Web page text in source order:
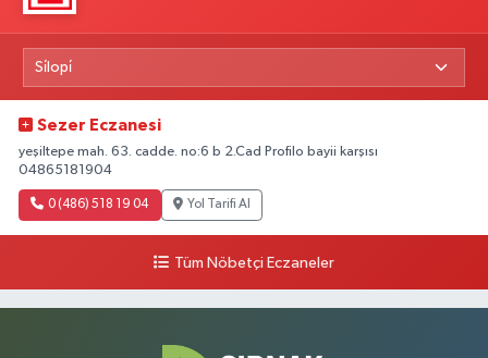
Sezer Eczanesi
yeşiltepe mah. 63. cadde. no:6 b 2.Cad Profilo bayii karşısı
04865181904
0 (486) 518 19 04 Yol Tarifi Al
Tüm Nöbetçi Eczaneler